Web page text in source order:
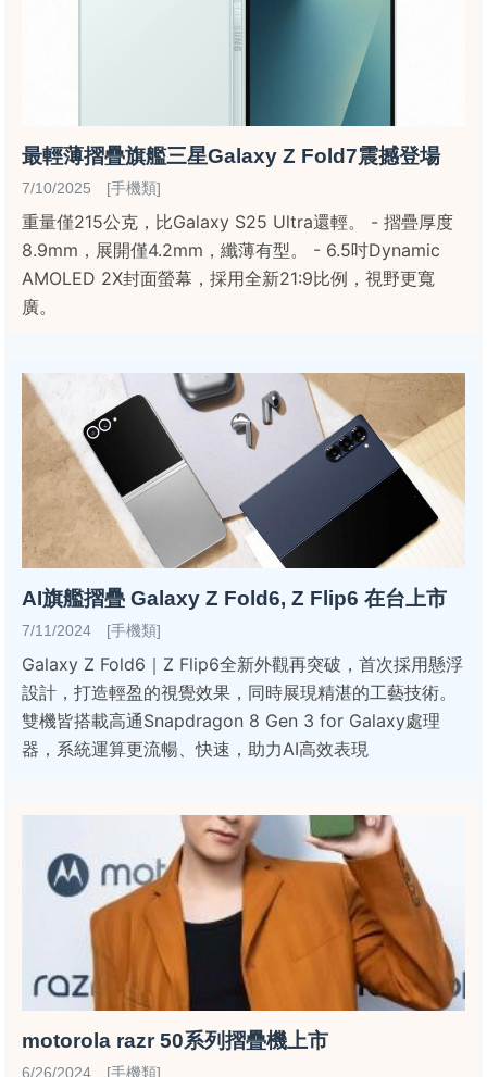
最輕薄摺疊旗艦三星Galaxy Z Fold7震撼登場
7/10/2025 [手機類]
重量僅215公克，比Galaxy S25 Ultra還輕。 - 摺疊厚度
8.9mm，展開僅4.2mm，纖薄有型。 - 6.5吋Dynamic
AMOLED 2X封面螢幕，採用全新21:9比例，視野更寬
廣。
AI旗艦摺疊 Galaxy Z Fold6, Z Flip6 在台上市
7/11/2024 [手機類]
Galaxy Z Fold6｜Z Flip6全新外觀再突破，首次採用懸浮
設計，打造輕盈的視覺效果，同時展現精湛的工藝技術。
雙機皆搭載高通Snapdragon 8 Gen 3 for Galaxy處理
器，系統運算更流暢、快速，助力AI高效表現
motorola razr 50系列摺疊機上市
6/26/2024 [手機類]